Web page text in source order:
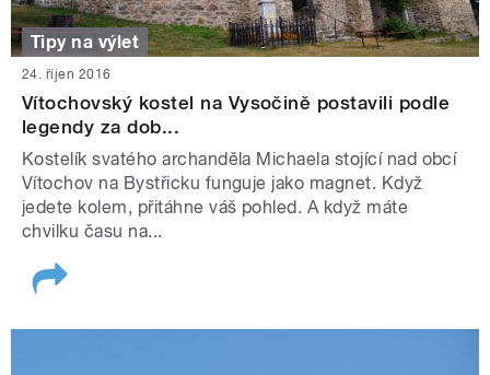
Tipy na výlet
24. říjen 2016
Vítochovský kostel na Vysočině postavili podle
legendy za dob...
Kostelík svatého archanděla Michaela stojící nad obcí
Vítochov na Bystřicku funguje jako magnet. Když
jedete kolem, přitáhne váš pohled. A když máte
chvilku času na...